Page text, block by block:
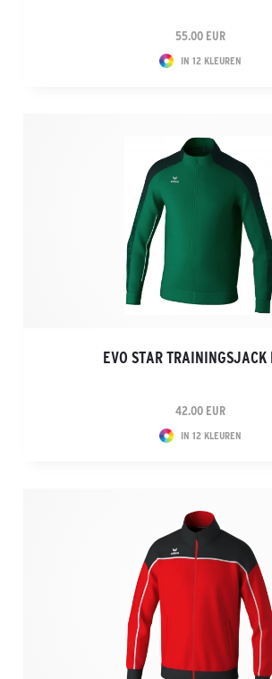
55.00 EUR
IN 12 KLEUREN
EVO STAR TRAININGSJACK
42.00 EUR
IN 12 KLEUREN